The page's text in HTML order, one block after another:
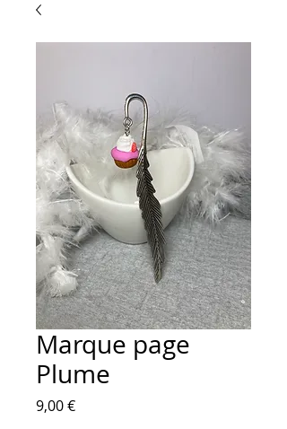
Marque page
Plume
9,00 €Prix